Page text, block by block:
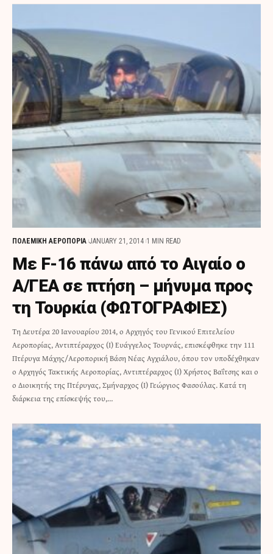
ΠΟΛΕΜΙΚΗ ΑΕΡΟΠΟΡΙΑ JANUARY 21, 2014 1 MIN READ
Με F-16 πάνω από το Αιγαίο ο
Α/ΓΕΑ σε πτήση – μήνυμα προς
τη Τουρκία (ΦΩΤΟΓΡΑΦΙΕΣ)
Τη Δευτέρα 20 Ιανουαρίου 2014, ο Αρχηγός του Γενικού Επιτελείου
Αεροπορίας, Αντιπτέραρχος (Ι) Ευάγγελος Τουρνάς, επισκέφθηκε την 111
Πτέρυγα Μάχης/Αεροπορική Βάση Νέας Αγχιάλου, όπου τον υποδέχθηκαν
ο Αρχηγός Τακτικής Αεροπορίας, Αντιπτέραρχος (Ι) Χρήστος Βαΐτσης και ο
ο Διοικητής της Πτέρυγας, Σμήναρχος (Ι) Γεώργιος Φασούλας. Κατά τη
διάρκεια της επίσκεψής του,…